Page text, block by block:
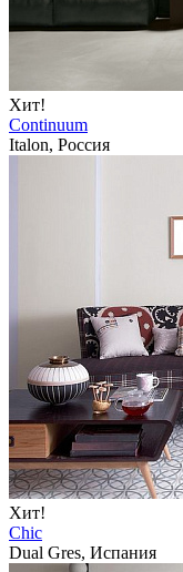
Хит!
Continuum
Italon, Россия
Хит!
Chic
Dual Gres, Испания